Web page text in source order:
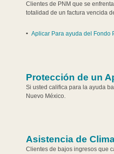
Clientes de PNM que se
totalidad de un factura vencida
Aplicar Para ayuda del Fondo
Protección de un
Si usted califica para la ayuda
Nuevo México.
Asistencia de
Clientes de bajos ingresos que